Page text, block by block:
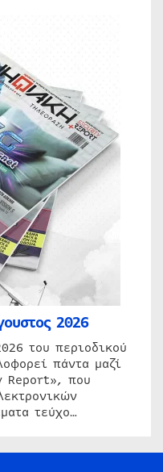
2026
του περιοδικού
πάντα μαζί
Report», που
τεύχο…